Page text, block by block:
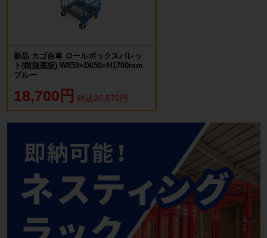
新品 カゴ台車 ロールボックスパレッ
ト(樹脂底板) W850×D650×H1700mm
ブルー
18,700円 税込20,570円